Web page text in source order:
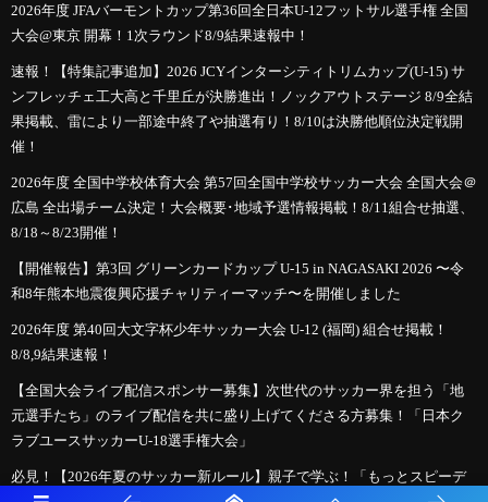
2026年度 JFAバーモントカップ第36回全日本U-12フットサル選手権 全国
大会@東京 開幕！1次ラウンド8/9結果速報中！
速報！【特集記事追加】2026 JCYインターシティトリムカップ(U-15) サ
ンフレッチェ工大高と千里丘が決勝進出！ノックアウトステージ 8/9全結
果掲載、雷により一部途中終了や抽選有り！8/10は決勝他順位決定戦開
催！
2026年度 全国中学校体育大会 第57回全国中学校サッカー大会 全国大会＠
広島 全出場チーム決定！大会概要･地域予選情報掲載！8/11組合せ抽選、
8/18～8/23開催！
【開催報告】第3回 グリーンカードカップ U-15 in NAGASAKI 2026 〜令
和8年熊本地震復興応援チャリティーマッチ〜を開催しました
2026年度 第40回大文字杯少年サッカー大会 U-12 (福岡) 組合せ掲載！
8/8,9結果速報！
【全国大会ライブ配信スポンサー募集】次世代のサッカー界を担う「地
元選手たち」のライブ配信を共に盛り上げてくださる方募集！「日本ク
ラブユースサッカーU-18選手権大会」
必見！【2026年夏のサッカー新ルール】親子で学ぶ！「もっとスピーデ